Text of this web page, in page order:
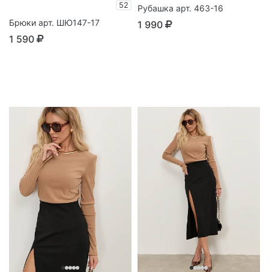
52
Брюки арт. ШЮ147-17
1 590
Рубашка арт. 463-16
1 990